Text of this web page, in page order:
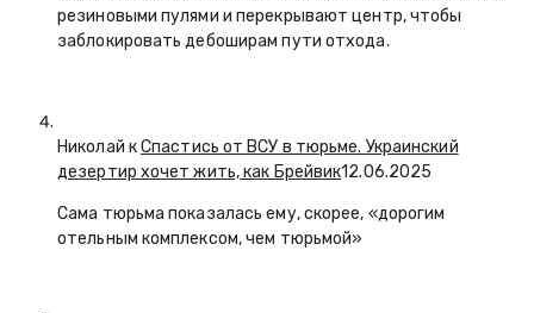
резиновыми пулями и перекрывают центр, чтобы
заблокировать дебоширам пути отхода.
Николай кСпастись от ВСУ в тюрьме. Украинский
дезертир хочет жить, как Брейвик12.06.2025
Сама тюрьма показалась ему, скорее, «дорогим
отельным комплексом, чем тюрьмой»